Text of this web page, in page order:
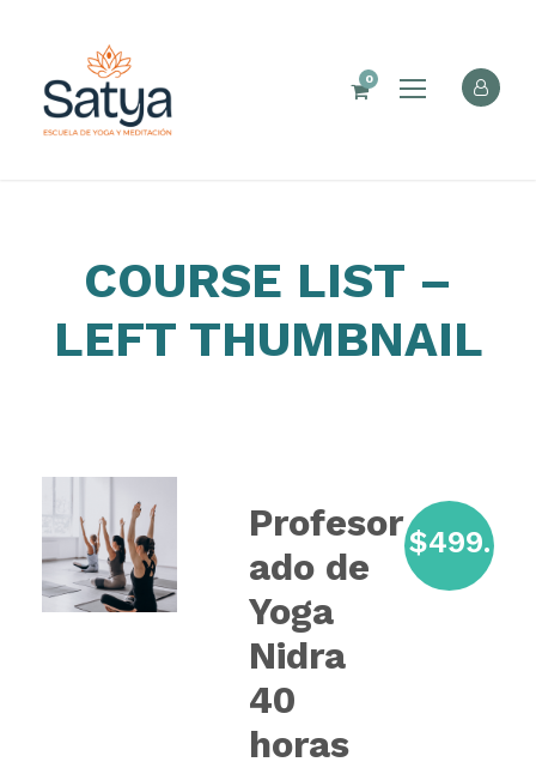
0
COURSE LIST –
LEFT THUMBNAIL
Profesor
ado de
Yoga
Nidra
40
horas
$499.